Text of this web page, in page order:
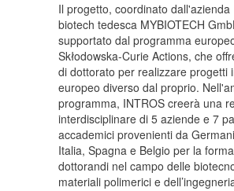
Il progetto, coordinato dall'azienda
biotech tedesca MYBIOTECH
supportato dal programma
Skłodowska-Curie Actions, che
di dottorato per realizzare progetti
europeo diverso dal proprio.
programma, INTROS creerà una
interdisciplinare di 5 aziende e 7
accademici provenienti da
Italia, Spagna e Belgio per la
dottorandi nel campo delle
materiali polimerici e